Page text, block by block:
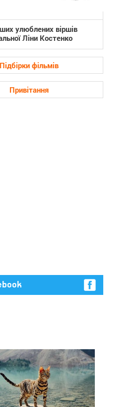
улюблених віршів
Ліни Костенко
Підбірки фільмів
Привітання